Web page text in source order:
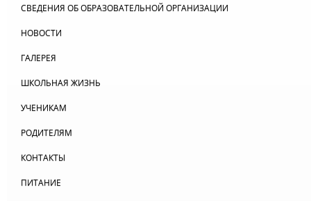
СВЕДЕНИЯ ОБ ОБРАЗОВАТЕЛЬНОЙ ОРГАНИЗАЦИИ
НОВОСТИ
ГАЛЕРЕЯ
ШКОЛЬНАЯ ЖИЗНЬ
УЧЕНИКАМ
РОДИТЕЛЯМ
КОНТАКТЫ
ПИТАНИЕ